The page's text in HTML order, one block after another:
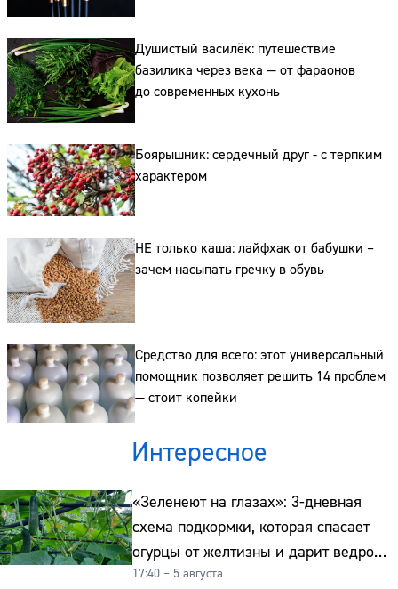
Душистый василёк: путешествие
базилика через века — от фараонов
до современных кухонь
Боярышник: сердечный друг - с терпким
характером
НЕ только каша: лайфхак от бабушки –
зачем насыпать гречку в обувь
Средство для всего: этот универсальный
помощник позволяет решить 14 проблем
— стоит копейки
Интересное
«Зеленеют на глазах»: 3-дневная
схема подкормки, которая спасает
огурцы от желтизны и дарит ведро
урожая
17:40 – 5 августа
Сайт:
Адрес: